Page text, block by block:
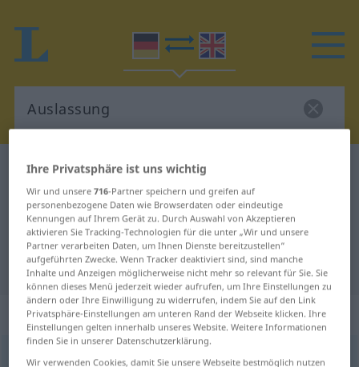
Deutsch-Englisch Wörterbuch
Deutsch-Englisch Übersetzung für
"Auslassung"
"Auslassung" Englisch Übersetzung
„Auslassung“: Femininum
Auslassungf <Auslassung;Auslassungen>
Ihre Privatsphäre ist uns wichtig
Wir und unsere716-Partner speichern und greifen auf
personenbezogene Daten wie Browserdaten oder eindeutige
Kennungen auf Ihrem Gerät zu. Durch Auswahl von Akzeptieren
aktivieren Sie Tracking-Technologien für die unter „Wir und unsere
Partner verarbeiten Daten, um Ihnen Dienste bereitzustellen“
aufgeführten Zwecke. Wenn Tracker deaktiviert sind, sind manche
Inhalte und Anzeigen möglicherweise nicht mehr so relevant für Sie. Sie
können dieses Menü jederzeit wieder aufrufen, um Ihre Einstellungen zu
ändern oder Ihre Einwilligung zu widerrufen, indem Sie auf den Link
Privatsphäre-Einstellungen am unteren Rand der Webseite klicken. Ihre
Einstellungen gelten innerhalb unseres Website. Weitere Informationen
finden Sie in unserer Datenschutzerklärung.
Wir verwenden Cookies, damit Sie unsere Webseite bestmöglich nutzen